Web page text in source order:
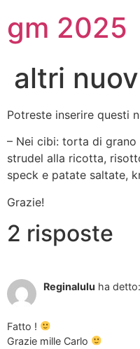
gm 2025
altri
Potreste inserire questi
– Nei cibi: torta di grano
strudel alla ricotta,
speck e patate saltate,
Grazie!
2 risposte
Reginalulu ha detto:
Fatto !
Grazie mille Carlo